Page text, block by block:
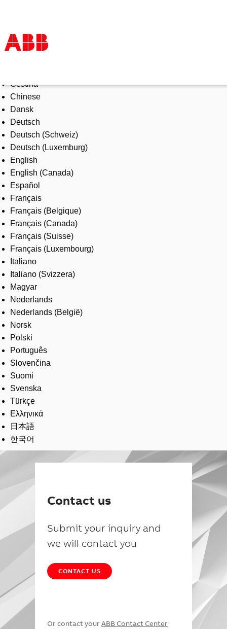
Products & Solutions
Industries
Services
About us
Where to buy
Contact us
Careers
Čeština
Chinese
Dansk
Deutsch
Deutsch (Schweiz)
Deutsch (Luxemburg)
English
English (Canada)
Español
Français
Français (Belgique)
Français (Canada)
Français (Suisse)
Français (Luxembourg)
Italiano
Italiano (Svizzera)
Magyar
Nederlands
Nederlands (België)
Norsk
Polski
Português
Slovenčina
Suomi
Svenska
Türkçe
Ελληνικά
日本語
한국어
Contact us
Submit your inquiry and
we will contact you
CONTACT US
Or contact your ABB Contact Center